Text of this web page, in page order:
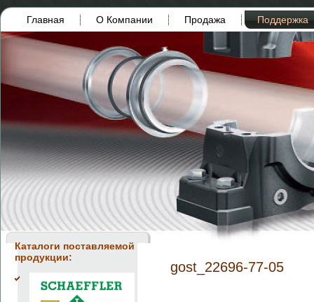
Главная О Компании Продажа Поддержка
Каталоги поставляемой
продукции:
gost_22696-77-05